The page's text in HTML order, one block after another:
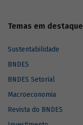
Temas em destaque
Sustentabilidade
BNDES
BNDES Setorial
Macroeconomia
Revista do BNDES